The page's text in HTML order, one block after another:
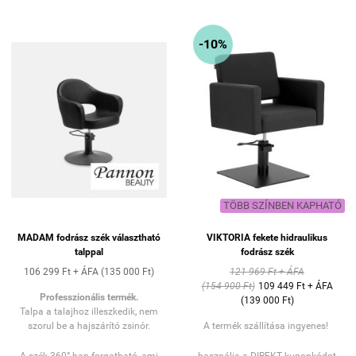
üléspozíció.
Szék méretei:
Hossz: 48,5 cm
széles: 63 cm
Min magasság: 45 cm
Max magasság: 60 cm
Talp: 45 x 45 cm
MADAM fodrász szék választható
talppal
106 299 Ft + ÁFA (135 000 Ft)
Professzionális termék.
Talpa a talajhoz illeszkedik, nem
szorul be a hajszárító zsinór.
-10%
TÖBB SZÍNBEN KAPHATÓ
VIKTORIA fekete hidraulikus
fodrász szék
121 969 Ft + ÁFA
(154 900 Ft) 109 449 Ft + ÁFA
(139 000 Ft)
A termék szállítása ingyenes!